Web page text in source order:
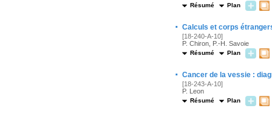
Résumé Plan
· Calculs et corps
[18-240-A-10]
P. Chiron, P.-H. Savoie
Résumé Plan
· Cancer de la vessie :
[18-243-A-10]
P. Leon
Résumé Plan